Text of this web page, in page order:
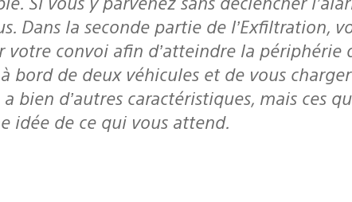
Dans la seconde partie de l’Exfiltration,
votre convoi afin d’atteindre la périphérie
bord de deux véhicules et de vous
bien d’autres caractéristiques, mais ces
idée de ce qui vous attend.